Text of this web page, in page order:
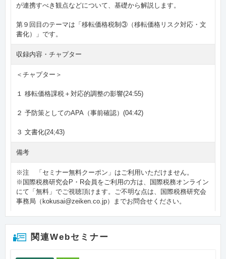
が連携すべき観点などについて、基礎から解説します。
第９回目のテーマは「移転価格税制③（移転価格リスク対応・文
書化）」です。
収録内容・チャプター
＜チャプター＞
１ 移転価格課税＋対応的調整の影響(24:55)
２ 予防策としてのAPA（事前確認）(04:42)
３ 文書化(24;43)
備考
※注 「セミナー無料クーポン」はご利用いただけません。
※国際税務研究会P・R会員をご利用の方は、国際税務オンライン
にて「無料」でご視聴頂けます。ご不明な点は、国際税務研究会
事務局（kokusai@zeiken.co.jp）までお問合せください。
関連Webセミナー